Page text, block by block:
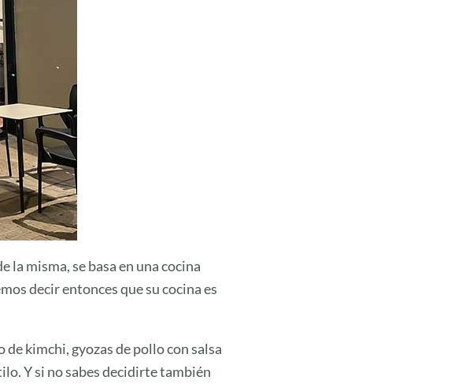
misma, se basa en una cocina
decir entonces que su cocina es
kimchi, gyozas de pollo con salsa
Y si no sabes decidirte también